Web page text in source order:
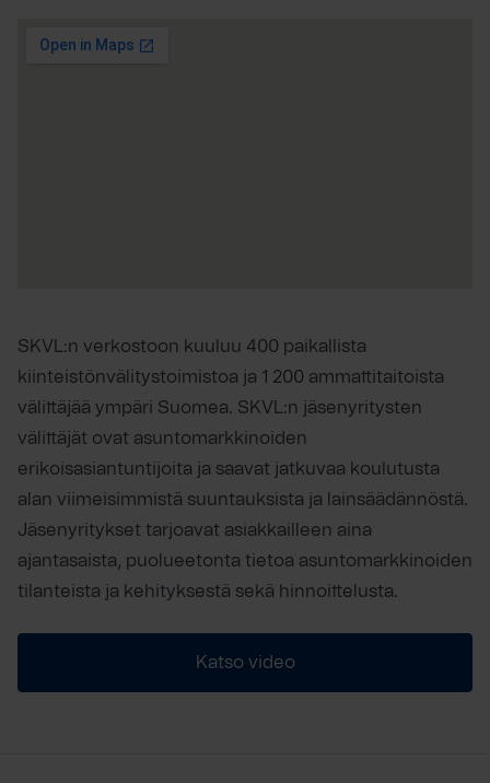
SKVL:n verkostoon kuuluu 400 paikallista
kiinteistönvälitystoimistoa ja 1 200 ammattitaitoista
välittäjää ympäri Suomea. SKVL:n jäsenyritysten
välittäjät ovat asuntomarkkinoiden
erikoisasiantuntijoita ja saavat jatkuvaa koulutusta
alan viimeisimmistä suuntauksista ja lainsäädännöstä.
Jäsenyritykset tarjoavat asiakkailleen aina
ajantasaista, puolueetonta tietoa asuntomarkkinoiden
tilanteista ja kehityksestä sekä hinnoittelusta.
Katso video